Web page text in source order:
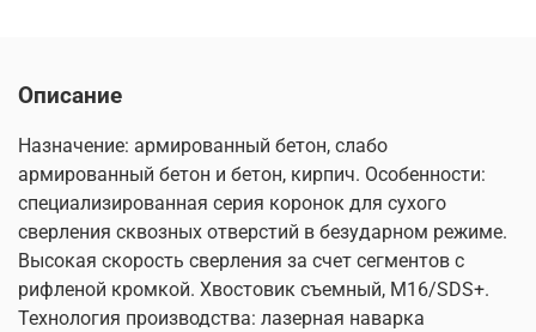
Описание
Назначение: армированный бетон, слабо
армированный бетон и бетон, кирпич. Особенности:
специализированная серия коронок для сухого
сверления сквозных отверстий в безударном режиме.
Высокая скорость сверления за счет сегментов с
рифленой кромкой. Хвостовик съемный, М16/SDS+.
Технология производства: лазерная наварка